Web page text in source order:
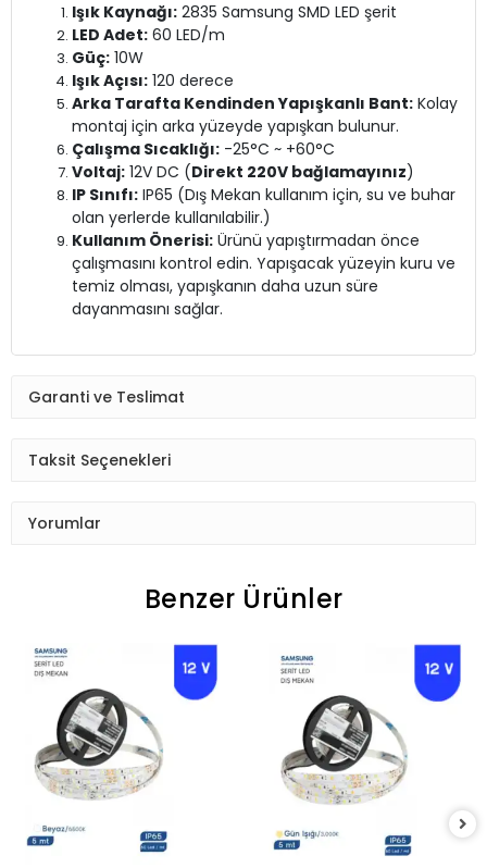
Işık Kaynağı: 2835 Samsung SMD LED şerit
LED Adet: 60 LED/m
Güç: 10W
Işık Açısı: 120 derece
Arka Tarafta Kendinden Yapışkanlı Bant: Kolay
montaj için arka yüzeyde yapışkan bulunur.
Çalışma Sıcaklığı: -25°C ~ +60°C
Voltaj: 12V DC (Direkt 220V bağlamayınız)
IP Sınıfı: IP65 (Dış Mekan kullanım için, su ve buhar
olan yerlerde kullanılabilir.)
Kullanım Önerisi: Ürünü yapıştırmadan önce
çalışmasını kontrol edin. Yapışacak yüzeyin kuru ve
temiz olması, yapışkanın daha uzun süre
dayanmasını sağlar.
Garanti ve Teslimat
Taksit Seçenekleri
Yorumlar
Benzer Ürünler